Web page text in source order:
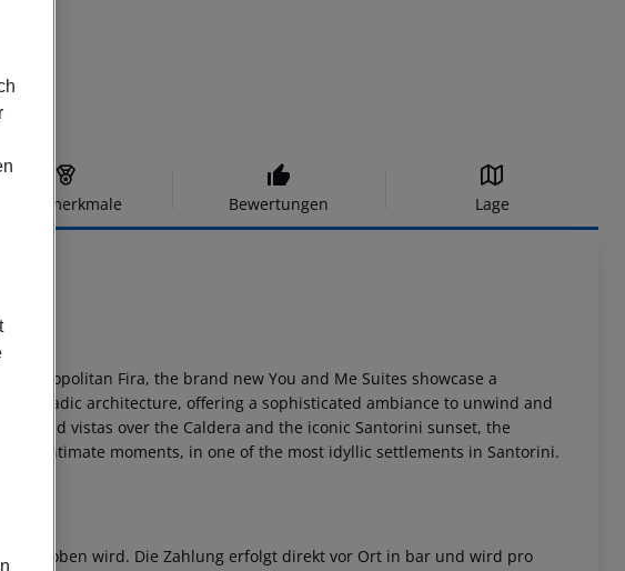
Hotelmerkmale Bewertungen Lage
Fira, the brand new You and Me Suites showcase a
Cycladic architecture, offering a sophisticated ambiance to unwind and
vistas over the Caldera and the iconic Santorini sunset, the
intimate moments, in one of the most idyllic settlements in Santorini.
erhoben wird. Die Zahlung erfolgt direkt vor Ort in bar und wird pro